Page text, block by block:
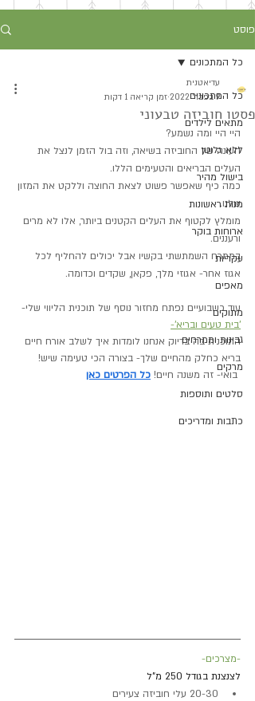
פוסט
כל המתכונים
מתאים לילדים
ללא גלוטן
בישול מהיר
מנות ראשונות
ארוחות בוקר
עקריות
מאפים
מתוקים
גבינות וממרחים
מרקים
סלטים ותוספות
כתבות ומדריכים
כל המתכונים
פסטו חוביזה טבעוני
עדיאטנית
9 בפבר׳ 2022
זמן קריאה 1 דקות
היי היי ומה נשמע?
העונה של החוביזה בשיאה, וזה בול הזמן לנצל את
העלים הבריאים והטעימים הללו.
כמה כיף שאפשר פשוט לצאת החוצה וללקט את המזון
שלנו.
מומלץ לקטוף את העלים הקטנים ביותר, אלו לא מרים
ורעננים.
בממרח השמתשתי בקשיו אבל יכולים להחליף לכל
אגוז אחר- אגוזי מלך, פקאן, שקדים וכדומה.
עוד כשבועיים נפתח מחזור נוסף של תוכנית הליווי שלי-
'בית טעים ובריא'-
התוכנית בה בדיוק אנחנו לומדות איך לשלב אורח חיים
בריא כחלק מהחיים שלך- בצורה הכי טעימה שיש!
כל הפרטים כאן
-מצרכים-
לצנצנת בגודל 250 מ"ל
20-30 עלי חוביזה צעירים